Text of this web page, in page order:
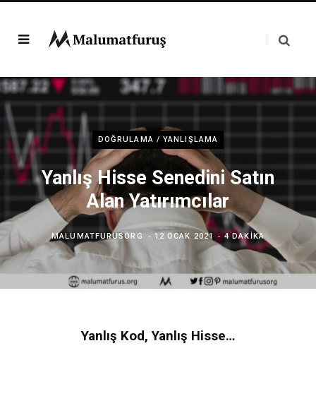
DOĞRULAMA / YANLIŞLAMA
Yanlış Hisse Senedini Satın
Alan Yatırımcılar
MALUMATFURUSORG 12 OCAK 2021 4 DAKIKA
Yanlış Kod, Yanlış Hisse…